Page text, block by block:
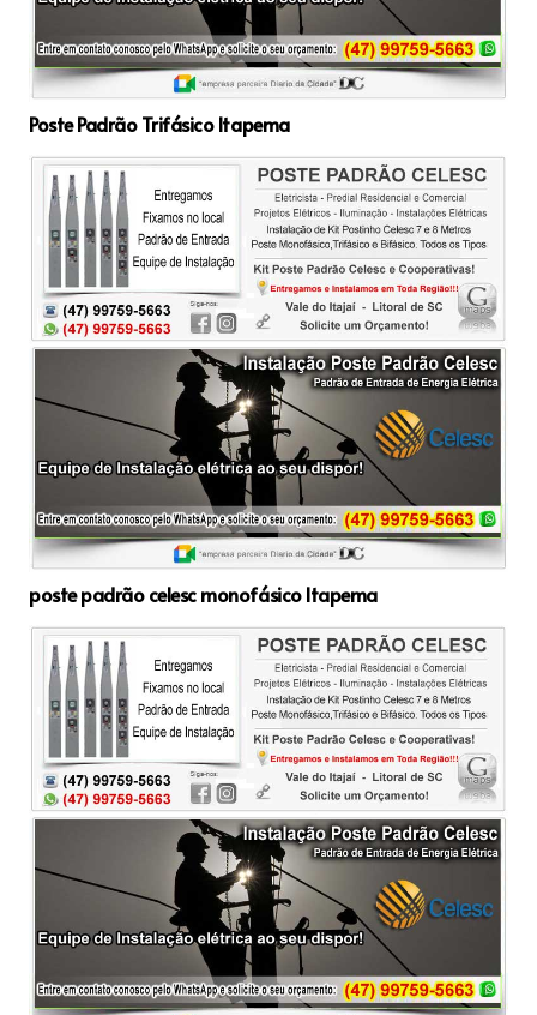
Poste Padrão Trifásico Itapema
poste padrão celesc monofásico Itapema